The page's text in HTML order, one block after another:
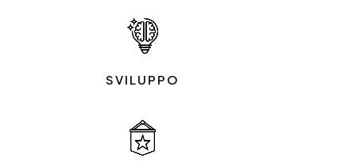
SVILUPPO